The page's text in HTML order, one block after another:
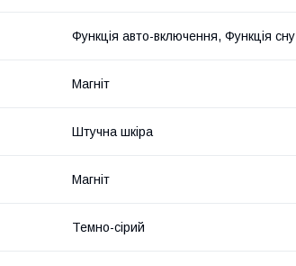
Функція авто-включення, Функція сну
Магніт
Штучна шкіра
Магніт
Темно-сірий